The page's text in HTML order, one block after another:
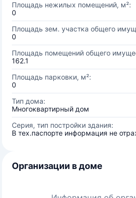
Площадь нежилых помещений, м²:
0
Площадь зем. участка общего
0
Площадь помещений общего
162.1
Площадь парковки, м²:
0
Тип дома:
Многоквартирный дом
Серия, тип постройки здания:
В тех.паспорте информация не
Организации в доме